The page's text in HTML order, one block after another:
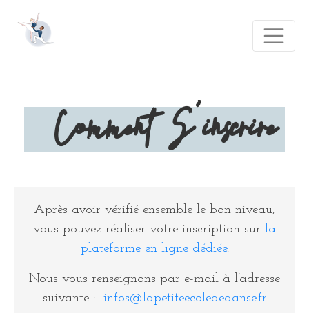
Comment S’inscrire
Après avoir vérifié ensemble le bon niveau,
vous pouvez réaliser votre inscription sur la
plateforme en ligne dédiée.
Nous vous renseignons par e-mail à l’adresse
suivante : infos@lapetiteecolededanse.fr
Les inscriptions pour 2026-2027